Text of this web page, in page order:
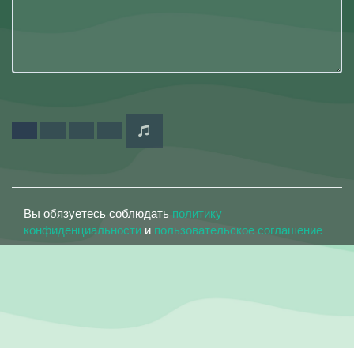
Вы обязуетесь соблюдать политику
конфиденциальности и пользовательское соглашение